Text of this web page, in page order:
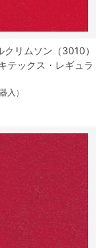
クリムソン（3010）
テックス・レギュラ
入）